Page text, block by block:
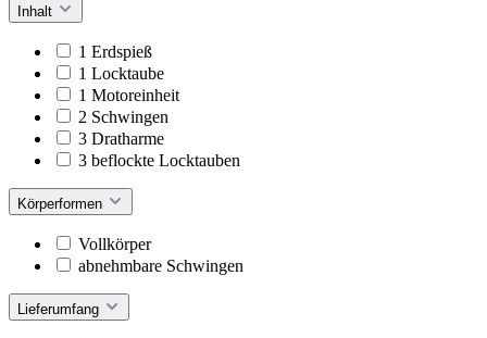
Inhalt
1 Erdspieß
1 Locktaube
1 Motoreinheit
2 Schwingen
3 Dratharme
3 beflockte Locktauben
Körperformen
Vollkörper
abnehmbare Schwingen
Lieferumfang